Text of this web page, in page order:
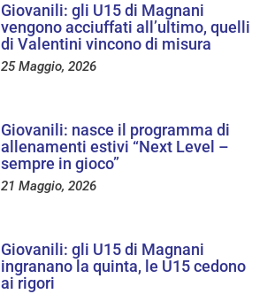
Giovanili: gli U15 di Magnani
vengono acciuffati all’ultimo, quelli
di Valentini vincono di misura
25 Maggio, 2026
Giovanili: nasce il programma di
allenamenti estivi “Next Level –
sempre in gioco”
21 Maggio, 2026
Giovanili: gli U15 di Magnani
ingranano la quinta, le U15 cedono
ai rigori